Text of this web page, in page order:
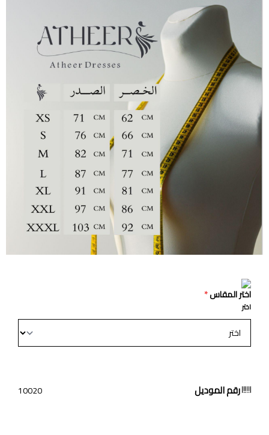
اختر المقاس*
اختر
رقم الموديل 10020